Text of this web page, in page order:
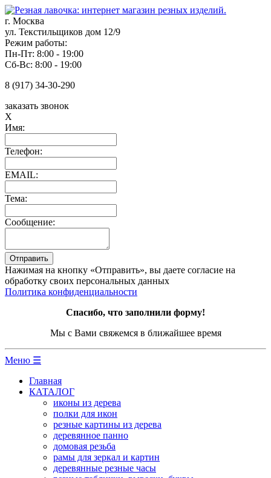
г. Москва
ул. Текстильщиков дом 12/9
Режим работы:
Пн-Пт: 8:00 - 19:00
Сб-Вс: 8:00 - 19:00
8 (917) 34-30-290
заказать звонок
X
Имя:
Телефон:
EMAIL:
Тема:
Сообщение:
Нажимая на кнопку «Отправить», вы даете согласие на
обработку своих персональных данных
Политика конфиденциальности
Спасибо, что заполнили форму!
Мы с Вами свяжемся в ближайшее время
Меню ☰
Главная
КАТАЛОГ
иконы из дерева
полки для икон
резные картины из дерева
деревянное панно
домовая резьба
рамы для зеркал и картин
деревянные резные часы